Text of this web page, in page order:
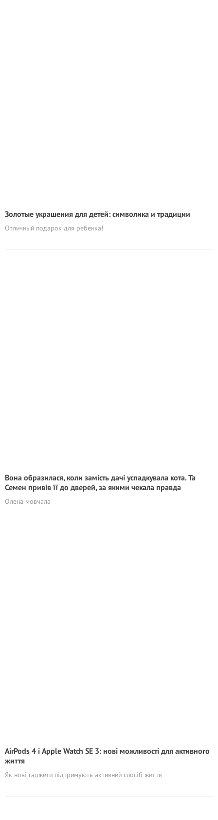
Золотые украшения для детей: символика и традиции
Отличный подарок для ребенка!
Вона образилася, коли замість дачі успадкувала кота. Та
Семен привів її до дверей, за якими чекала правда
Олена мовчала
AirPods 4 і Apple Watch SE 3: нові можливості для активного
життя
Як нові гаджети підтримують активний спосіб життя